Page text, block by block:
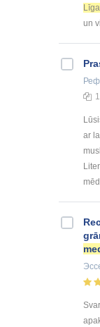
un
ar